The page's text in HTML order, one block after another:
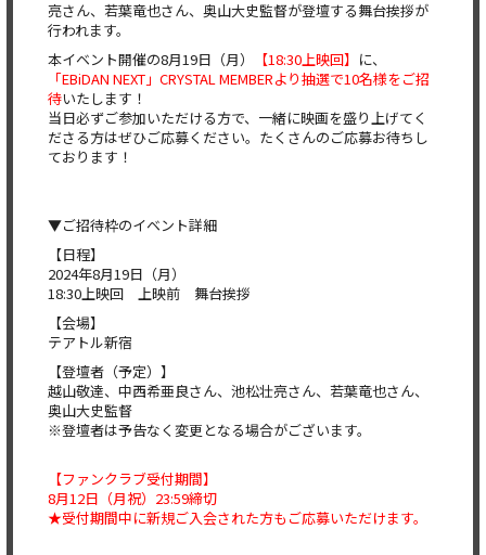
亮さん、若葉竜也さん、奥山大史監督が登壇する舞台挨拶が
行われます。
本イベント開催の8月19日（月）
【18:30上映回】 に、
「EBiDAN NEXT」CRYSTAL MEMBERより抽選で10名様をご招
待いたします！
当日必ずご参加いただける方で、一緒に映画を盛り上げてく
ださる方はぜひご応募ください。たくさんのご応募お待ちし
ております！
▼ご招待枠のイベント詳細
【日程】
2024年8月19日（月）
18:30上映回 上映前 舞台挨拶
【会場】
テアトル新宿
【登壇者（予定）】
越山敬達、中西希亜良さん、池松壮亮さん、若葉竜也さん、
奥山大史監督
※登壇者は予告なく変更となる場合がございます。
【ファンクラブ受付期間】
8月12日（月祝）23:59締切
★受付期間中に新規ご入会された方もご応募いただけます。